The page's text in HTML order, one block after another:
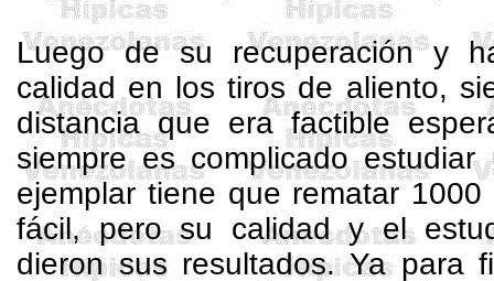
Luego de su recuperación y
calidad en los tiros de aliento,
distancia que era factible
siempre es complicado
ejemplar tiene que rematar
fácil, pero su calidad y el
dieron sus resultados. Ya para